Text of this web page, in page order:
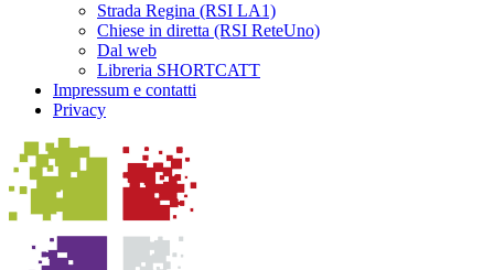
Strada Regina (RSI LA1)
Chiese in diretta (RSI ReteUno)
Dal web
Libreria SHORTCATT
Impressum e contatti
Privacy